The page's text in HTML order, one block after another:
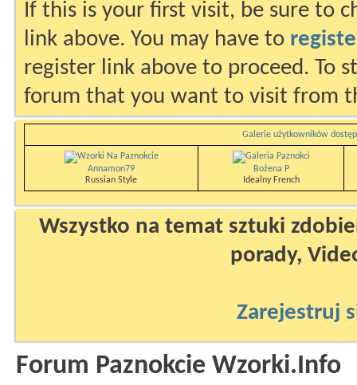
If this is your first visit, be sure to
link above. You may have to
register link above to proceed. To
forum that you want to visit from
Galerie użytkowników
Annamon79
Russian Style
Bożena P
Idealny French
Wszystko na temat sztuki
porady,
Zarejestruj
Forum Paznokcie Wzorki.Info